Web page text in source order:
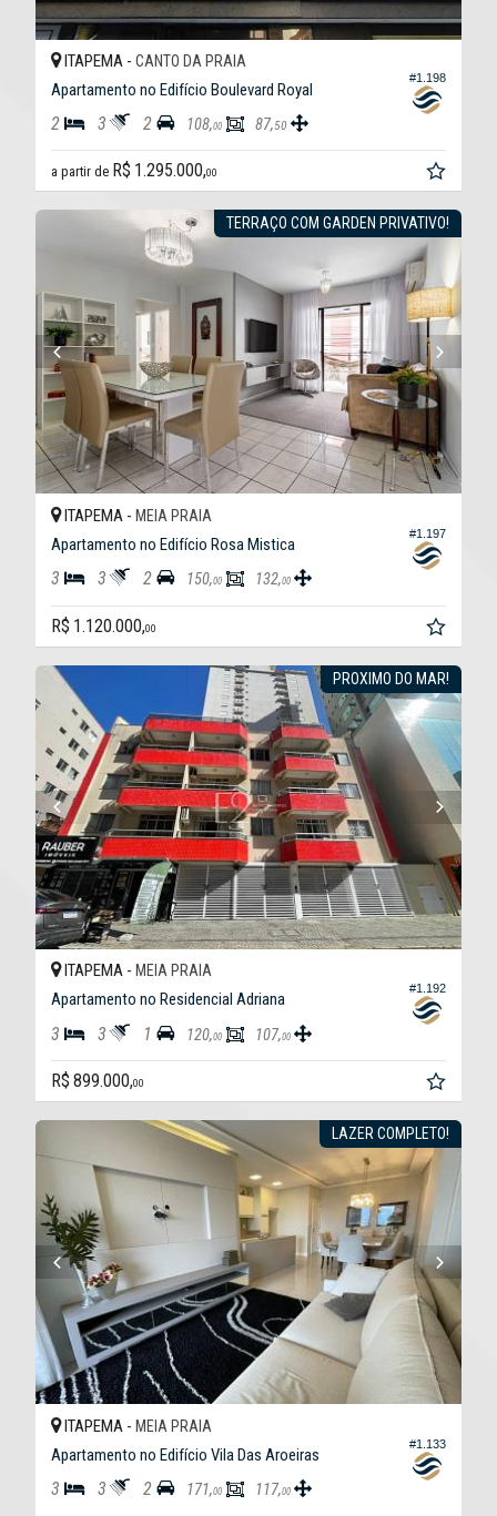
#1.198
ITAPEMA - CANTO DA PRAIA
Apartamento no Edifício Boulevard Royal
2 3 2 108,00 87,50
a partir de R$ 1.295.000,00
TERRAÇO COM GARDEN PRIVATIVO!
#1.197
ITAPEMA - MEIA PRAIA
Apartamento no Edifício Rosa Mistica
3 3 2 150,00 132,00
R$ 1.120.000,00
PROXIMO DO MAR!
#1.192
ITAPEMA - MEIA PRAIA
Apartamento no Residencial Adriana
3 3 1 120,00 107,00
R$ 899.000,00
LAZER COMPLETO!
#1.133
ITAPEMA - MEIA PRAIA
Apartamento no Edifício Vila Das Aroeiras
3 3 2 171,00 117,00